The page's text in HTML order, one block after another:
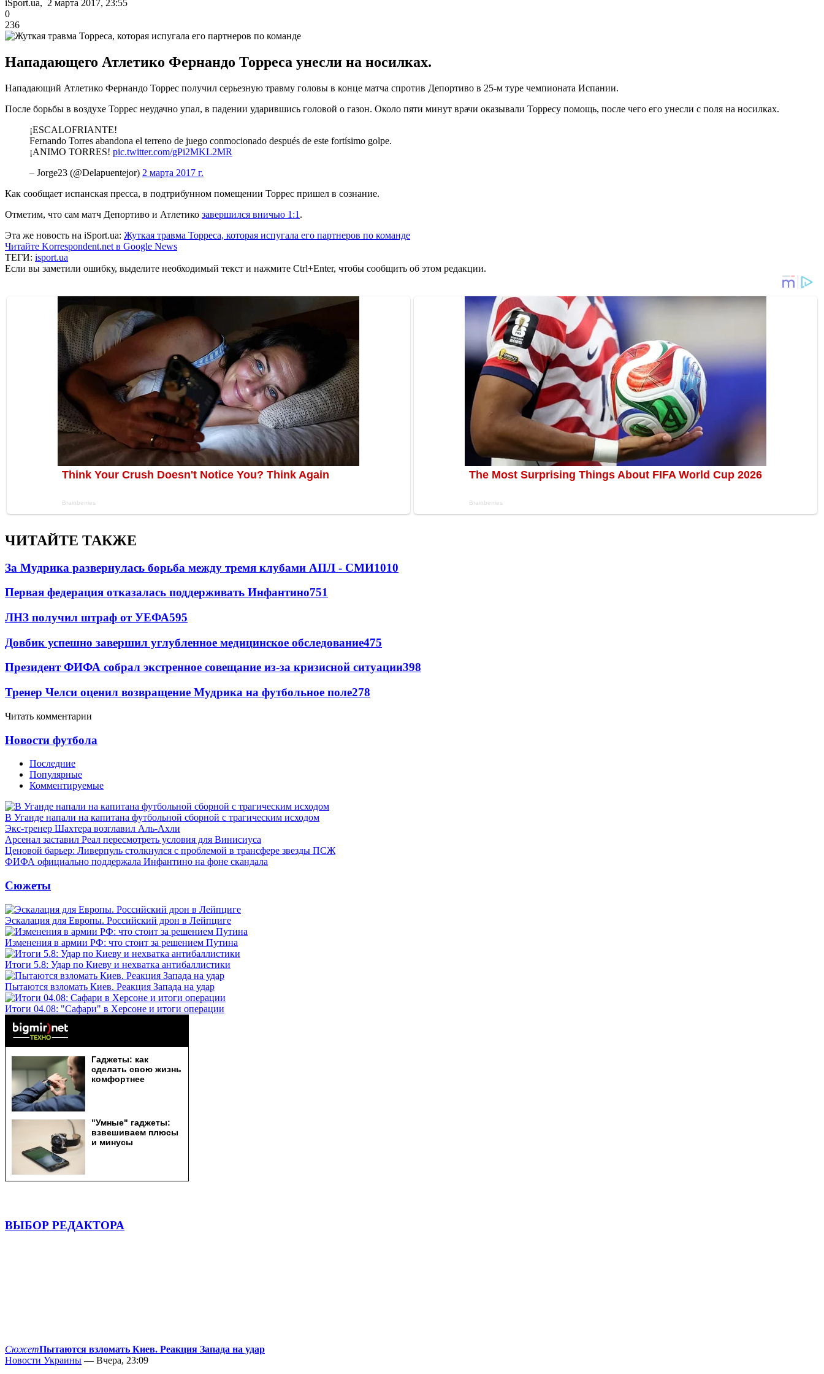
iSport.ua, 2 марта 2017, 23:55
0
236
Нападающего Атлетико Фернандо Торреса унесли на носилках.
Нападающий Атлетико Фернандо Торрес получил серьезную травму головы в конце матча спротив Депортиво в 25-м туре чемпионата Испании.
После борьбы в воздухе Торрес неудачно упал, в падении ударившись головой о газон. Около пяти минут врачи оказывали Торресу помощь, после чего его унесли с поля на носилках.
¡ESCALOFRIANTE!
Fernando Torres abandona el terreno de juego conmocionado después de este fortísimo golpe.
¡ANIMO TORRES! pic.twitter.com/gPi2MKL2MR
– Jorge23 (@Delapuentejor) 2 марта 2017 г.
Как сообщает испанская пресса, в подтрибунном помещении Торрес пришел в сознание.
Отметим, что сам матч Депортиво и Атлетико завершился вничью 1:1 .
Эта же новость на iSport.ua: Жуткая травма Торреса, которая испугала его партнеров по команде
Читайте Korrespondent.net в Google News
ТЕГИ: isport.ua
Если вы заметили ошибку, выделите необходимый текст и нажмите Ctrl+Enter, чтобы сообщить об этом редакции.
ЧИТАЙТЕ ТАКЖЕ
За Мудрика развернулась борьба между тремя клубами АПЛ - СМИ1010
Первая федерация отказалась поддерживать Инфантино751
ЛНЗ получил штраф от УЕФА595
Довбик успешно завершил углубленное медицинское обследование475
Президент ФИФА собрал экстренное совещание из-за кризисной ситуации398
Тренер Челси оценил возвращение Мудрика на футбольное поле278
Читать комментарии
Новости футбола
Последние
Популярные
Комментируемые
В Уганде напали на капитана футбольной сборной с трагическим исходом
Экс-тренер Шахтера возглавил Аль-Ахли
Арсенал заставил Реал пересмотреть условия для Винисиуса
Ценовой барьер: Ливерпуль столкнулся с проблемой в трансфере звезды ПСЖ
ФИФА официально поддержала Инфантино на фоне скандала
Сюжеты
Эскалация для Европы. Российский дрон в Лейпциге
Изменения в армии РФ: что стоит за решением Путина
Итоги 5.8: Удар по Киеву и нехватка антибаллистики
Пытаются взломать Киев. Реакция Запада на удар
Итоги 04.08: "Сафари" в Херсоне и итоги операции
ВЫБОР РЕДАКТОРА
СюжетПытаются взломать Киев. Реакция Запада на удар
Новости Украины — Вчера, 23:09